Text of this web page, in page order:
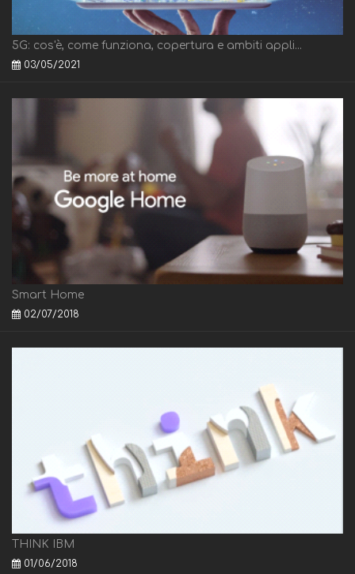
5G: cos'è, come funziona, copertura e ambiti appli...
03/05/2021
Smart Home
02/07/2018
THINK IBM
01/06/2018